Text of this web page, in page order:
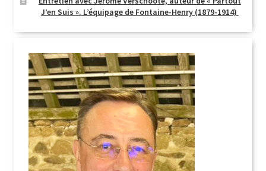
J’en Suis ». L’équipage de Fontaine-Henry (1879-1914)